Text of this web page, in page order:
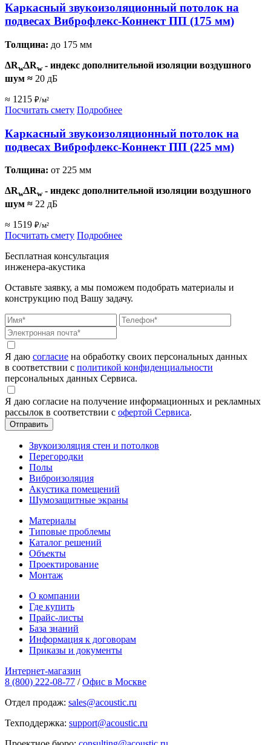
Каркасный звукоизоляционный потолок на
подвесах Виброфлекс-Коннект ПП (175 мм)
Толщина: до 175 мм
ΔRwΔRw- индекс дополнительной изоляции воздушного
шум ≈ 20 дБ
≈ 1215 ₽/м²
Посчитать смету Подробнее
Каркасный звукоизоляционный потолок на
подвесах Виброфлекс-Коннект ПП (225 мм)
Толщина: от 225 мм
ΔRwΔRw- индекс дополнительной изоляции воздушного
шум ≈ 22 дБ
≈ 1519 ₽/м²
Посчитать смету Подробнее
Бесплатная консультация
инженера-акустика
Оставьте заявку, а мы поможем подобрать материалы и
конструкцию под Вашу задачу.
Я даю согласие на обработку своих персональных данных
в соответствии с политикой конфиденциальности
персональных данных Сервиса.
Я даю согласие на получение информационных и рекламных
рассылок в соответствии с офертой Сервиса.
Звукоизоляция стен и потолков
Перегородки
Полы
Виброизоляция
Акустика помещений
Шумозащитные экраны
Материалы
Типовые проблемы
Каталог решений
Объекты
Проектирование
Монтаж
О компании
Где купить
Прайс-листы
База знаний
Информация к договорам
Приказы и документы
Интернет-магазин
8 (800) 222-08-77 / Офис в Москве
Отдел продаж: sales@acoustic.ru
Техподдержка: support@acoustic.ru